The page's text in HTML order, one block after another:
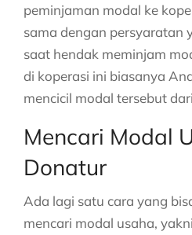
peminjaman modal ke
sama dengan persyaratan
saat hendak meminjam
di koperasi ini biasanya
mencicil modal tersebut
Mencari Modal
Donatur
Ada lagi satu cara yang
mencari modal usaha,